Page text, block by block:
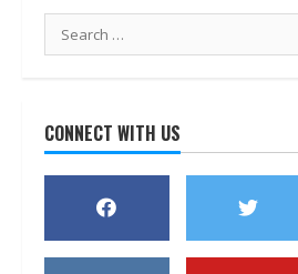
Search
for:
CONNECT WITH US